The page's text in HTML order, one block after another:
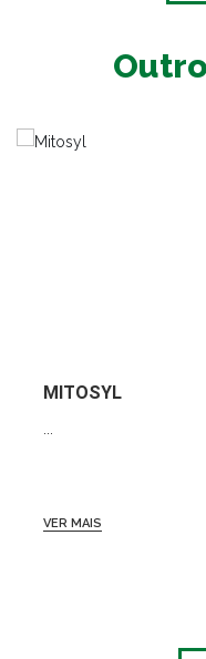
MITOSYL
...
VER MAIS